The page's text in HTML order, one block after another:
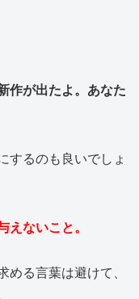
作が出たよ。あなた
するのも良いでしょ
えないこと。
める言葉は避けて、